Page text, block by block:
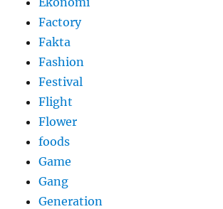
Factory
Fakta
Fashion
Festival
Flight
Flower
foods
Game
Gang
Generation